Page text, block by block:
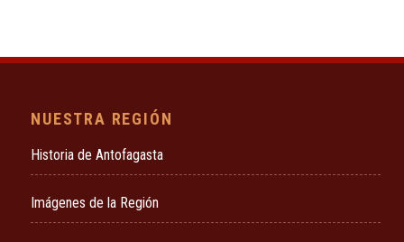
NUESTRA REGIÓN
Historia de Antofagasta
Imágenes de la Región